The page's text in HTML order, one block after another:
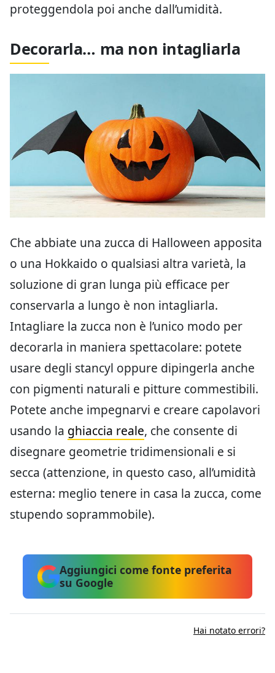
proteggendola poi anche dall’umidità.
Decorarla… ma non intagliarla
Che abbiate una zucca di Halloween apposita
o una Hokkaido o qualsiasi altra varietà, la
soluzione di gran lunga più efficace per
conservarla a lungo è non intagliarla.
Intagliare la zucca non è l’unico modo per
decorarla in maniera spettacolare: potete
usare degli stancyl oppure dipingerla anche
con pigmenti naturali e pitture commestibili.
Potete anche impegnarvi e creare capolavori
usando la ghiaccia reale, che consente di
disegnare geometrie tridimensionali e si
secca (attenzione, in questo caso, all’umidità
esterna: meglio tenere in casa la zucca, come
stupendo soprammobile).
Aggiungici come fonte preferita
su Google
Hai notato errori?